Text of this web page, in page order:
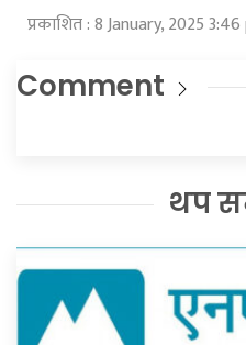
प्रकाशित : 8 January, 2025
Comment
थप